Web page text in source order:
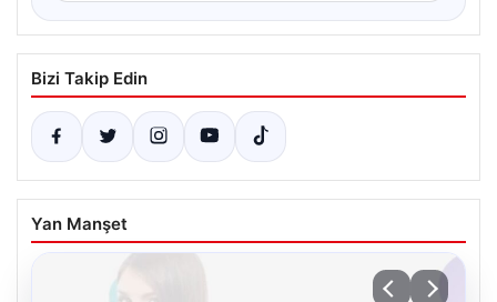
Bizi Takip Edin
Yan Manşet